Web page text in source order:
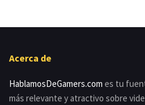
Acerca de
HablamosDeGamers.com es tu
más relevante y atractivo sobre